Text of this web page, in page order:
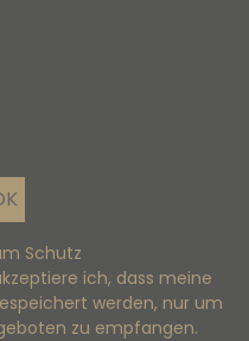
Schutz
ich, dass meine
werden, nur um
zu empfangen.